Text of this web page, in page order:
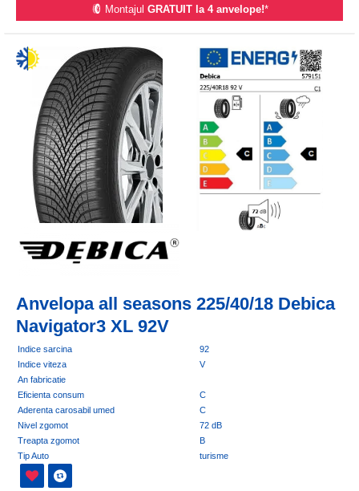
Montajul GRATUIT la 4 anvelope!*
Anvelopa all seasons 225/40/18 Debica
Navigator3 XL 92V
Indice sarcina
92
Indice viteza
V
An fabricatie
Eficienta consum
C
Aderenta carosabil umed
C
Nivel zgomot
72 dB
Treapta zgomot
B
Tip Auto
turisme